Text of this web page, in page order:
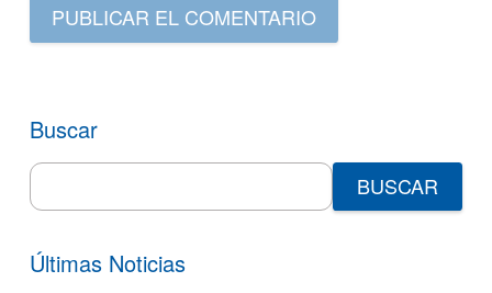
PUBLICAR EL COMENTARIO
Buscar
Search
for:
Últimas Noticias